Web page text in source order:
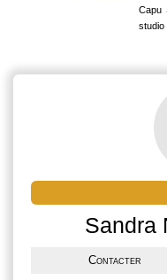
Capu
studio
Sandra
Contacter